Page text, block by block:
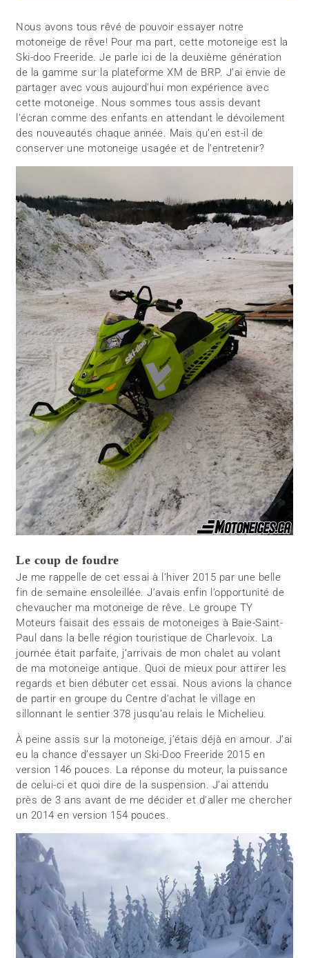
Nous avons tous rêvé de pouvoir essayer notre
motoneige de rêve! Pour ma part, cette motoneige est la
Ski-doo Freeride. Je parle ici de la deuxième génération
de la gamme sur la plateforme XM de BRP. J’ai envie de
partager avec vous aujourd’hui mon expérience avec
cette motoneige. Nous sommes tous assis devant
l’écran comme des enfants en attendant le dévoilement
des nouveautés chaque année. Mais qu’en est-il de
conserver une motoneige usagée et de l’entretenir?
Le coup de foudre
Je me rappelle de cet essai à l’hiver 2015 par une belle
fin de semaine ensoleillée. J’avais enfin l’opportunité de
chevaucher ma motoneige de rêve. Le groupe TY
Moteurs faisait des essais de motoneiges à Baie-Saint-
Paul dans la belle région touristique de Charlevoix. La
journée était parfaite, j’arrivais de mon chalet au volant
de ma motoneige antique. Quoi de mieux pour attirer les
regards et bien débuter cet essai. Nous avions la chance
de partir en groupe du Centre d’achat le village en
sillonnant le sentier 378 jusqu’au relais le Michelieu.
À peine assis sur la motoneige, j’étais déjà en amour. J’ai
eu la chance d’essayer un Ski-Doo Freeride 2015 en
version 146 pouces. La réponse du moteur, la puissance
de celui-ci et quoi dire de la suspension. J’ai attendu
près de 3 ans avant de me décider et d’aller me chercher
un 2014 en version 154 pouces.